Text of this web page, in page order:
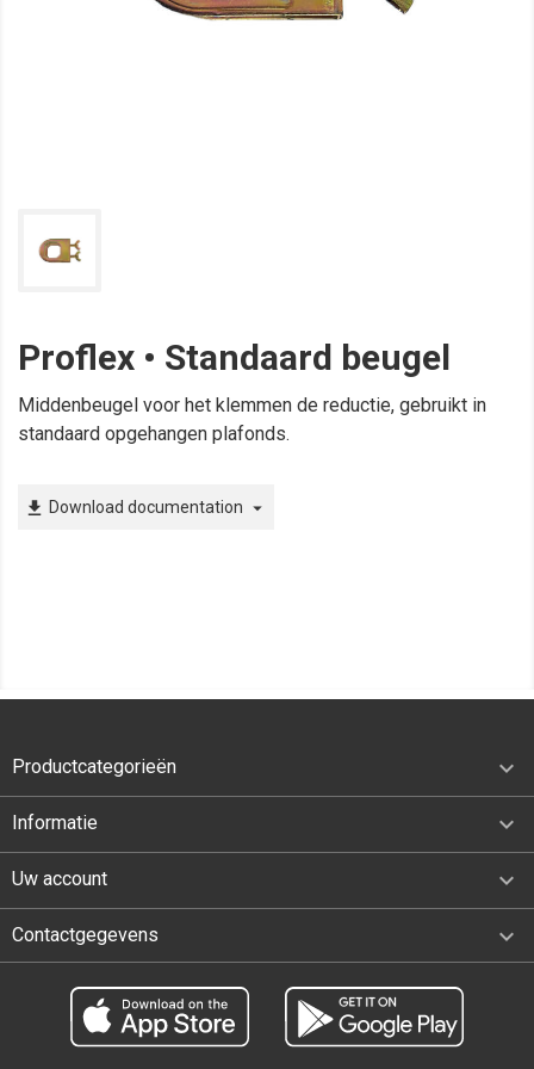
Proflex • Standaard beugel
Middenbeugel voor het klemmen de reductie, gebruikt in
standaard opgehangen plafonds.
file_download Download documentation arrow_drop_down
Productcategorieën 
Informatie 
Uw account 
Contactgegevens keyboard_arrow_down